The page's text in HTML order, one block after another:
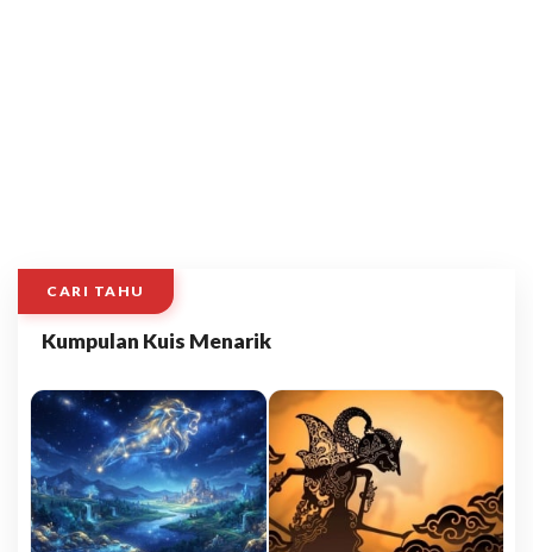
CARI TAHU
Kumpulan Kuis Menarik